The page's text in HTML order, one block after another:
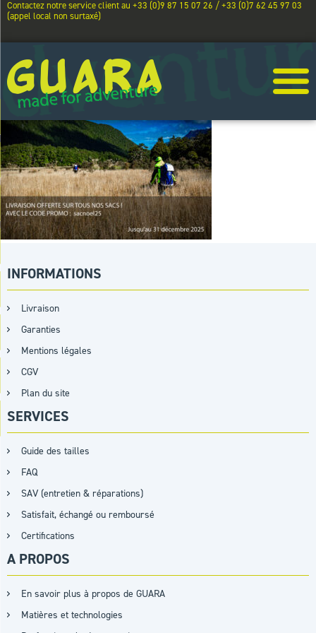
Contactez notre service client au +33 (0)9 87 15 07 26 / +33 (0)7 62 45 97 03
(appel local non surtaxé)
INFORMATIONS
Livraison
Garanties
Mentions légales
CGV
Plan du site
SERVICES
Guide des tailles
FAQ
SAV (entretien & réparations)
Satisfait, échangé ou remboursé
Certifications
A PROPOS
En savoir plus à propos de GUARA
Matières et technologies